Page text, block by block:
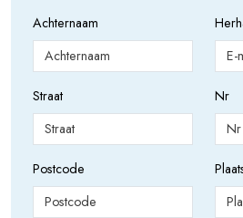
Achternaam
Straat
Postcode
Nr